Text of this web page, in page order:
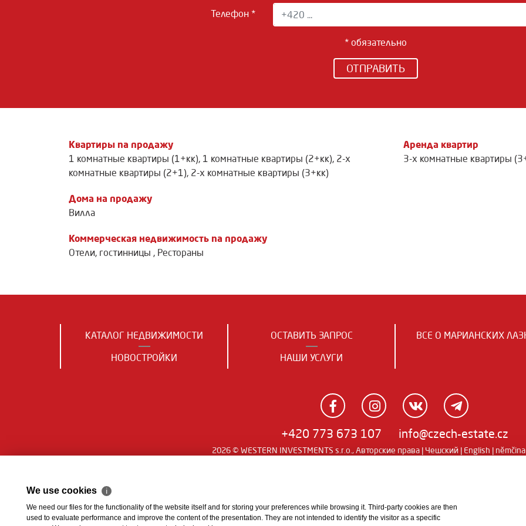
Телефон *
* обязательно
ОТПРАВИТЬ
Квартиры na продажу
1 комнатные квартиры (1+кк), 1 комнатные квартиры (2+кк), 2-х
комнатные квартиры (2+1), 2-х комнатные квартиры (3+кк)
Аренда квартир
3-х комнатные квартиры
Дома на продажу
Вилла
Коммерческая недвижимость na продажу
Отели, гостинницы , Рестораны
КАТАЛОГ НЕДВИЖИМОСТИ
НОВОСТРОЙКИ
ОСТАВИТЬ ЗАПРОС
НАШИ УСЛУГИ
ВСЕ О МАРИАНСКИХ
+420 773 673 107 info@czech-estate.cz
2026 © WESTERN INVESTMENTS s.r.o., Авторские права | Чешский | English | němčina
We use cookies ℹ
We need our files for the functionality of the website itself and for storing your preferences while browsing it. Third-party cookies are then
used to evaluate performance and improve the content of the presentation. They are not intended to identify the visitor as a specific